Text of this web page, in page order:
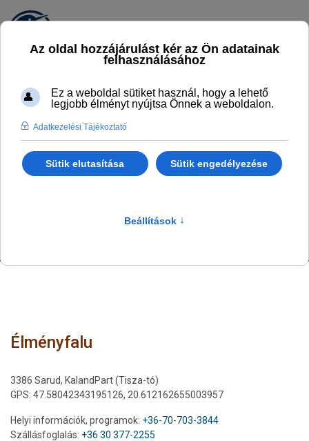
ELÉRHETŐSÉGEINK
Élményfalu
3386 Sarud, KalandPart (Tisza-tó)
GPS: 47.58042343195126, 20.612162655003957
Helyi információk, programok: +36-70-703-3844
Szállásfoglalás: +36 30 377-2255